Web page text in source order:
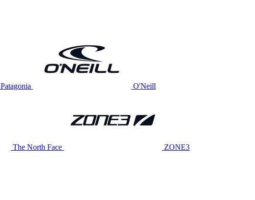
Patagonia O'Neill
The North Face ZONE3